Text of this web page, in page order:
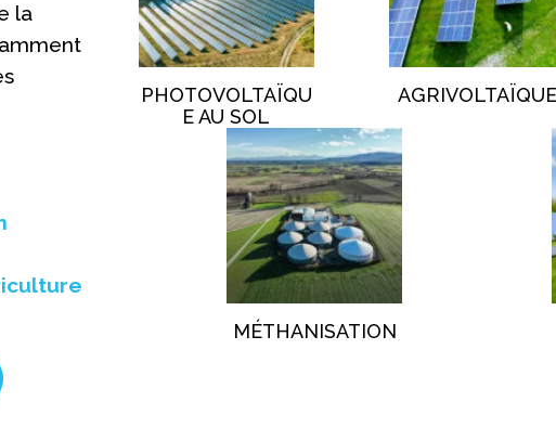
la
PHOTOVOLTAÏQU
E AU SOL
AGRIVOLTAÏQUE
MÉTHANISATION